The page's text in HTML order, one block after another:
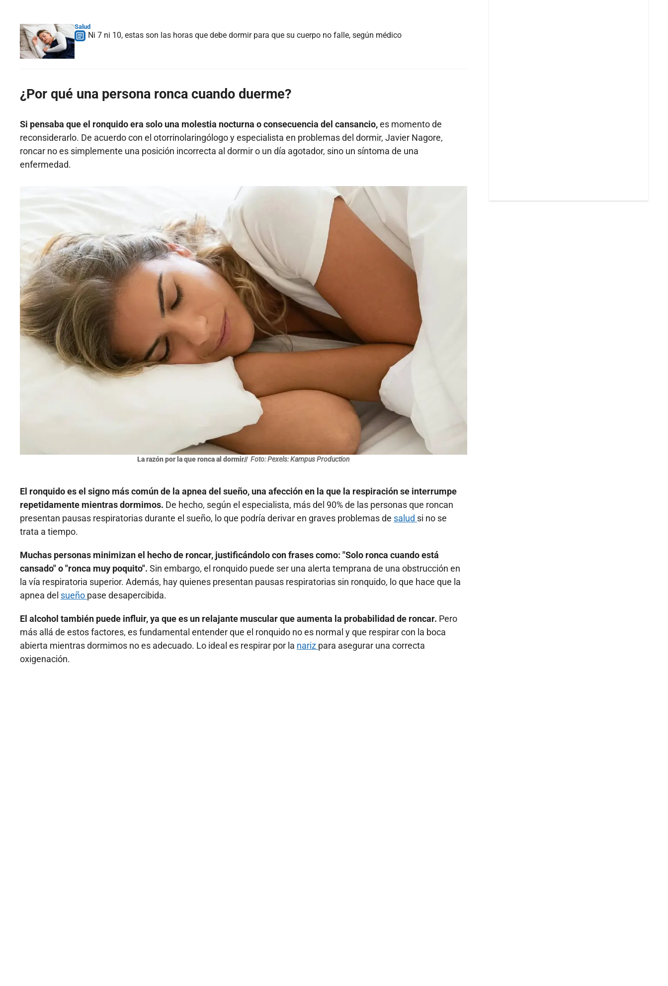
Salud
Ni 7 ni 10, estas son las horas que debe dormir para que su cuerpo no falle, según médico
¿Por qué una persona ronca cuando duerme?
Si pensaba que el ronquido era solo una molestia nocturna o consecuencia del cansancio,es momento de
reconsiderarlo. De acuerdo con el otorrinolaringólogo y especialista en problemas del dormir, Javier Nagore,
roncar no es simplemente una posición incorrecta al dormir o un día agotador, sino un síntoma de una
enfermedad.
La razón por la que ronca al dormir// Foto: Pexels: Kampus Production
El ronquido es el signo más común de la apnea del sueño, una afección en la que la respiración se interrumpe
repetidamente mientras dormimos. De hecho, según el especialista, más del 90% de las personas que roncan
presentan pausas respiratorias durante el sueño, lo que podría derivar en graves problemas de salud si no se
trata a tiempo.
Muchas personas minimizan el hecho de roncar, justificándolo con frases como: "Solo ronca cuando está
cansado" o "ronca muy poquito". Sin embargo, el ronquido puede ser una alerta temprana de una obstrucción en
la vía respiratoria superior. Además, hay quienes presentan pausas respiratorias sin ronquido, lo que hace que la
apnea del sueño pase desapercibida.
El alcohol también puede influir, ya que es un relajante muscular que aumenta la probabilidad de roncar. Pero
más allá de estos factores, es fundamental entender que el ronquido no es normal y que respirar con la boca
abierta mientras dormimos no es adecuado. Lo ideal es respirar por la nariz para asegurar una correcta
oxigenación.